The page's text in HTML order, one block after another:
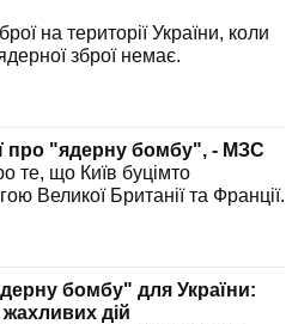
на території України, коли
зброї немає.
про "ядерну бомбу", - МЗС
те, що Київ буцімто
Великої Британії та Франції.
бомбу" для України:
жахливих дій